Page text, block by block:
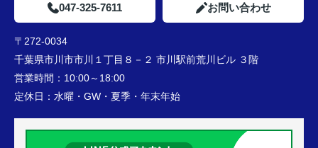
047-325-7611 お問い合わせ
〒272-0034
千葉県市川市市川１丁目８－２ 市川駅前荒川ビル ３階
営業時間： 10:00～18:00
定休日： 水曜・GW・夏季・年末年始